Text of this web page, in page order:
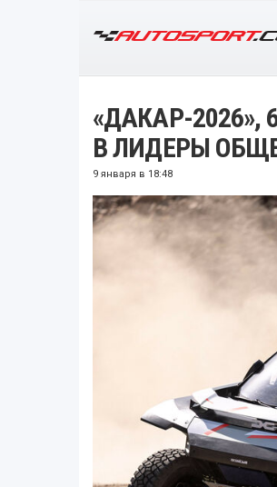
«ДАКАР-
В ЛИДЕРЫ
9 января в 18:48